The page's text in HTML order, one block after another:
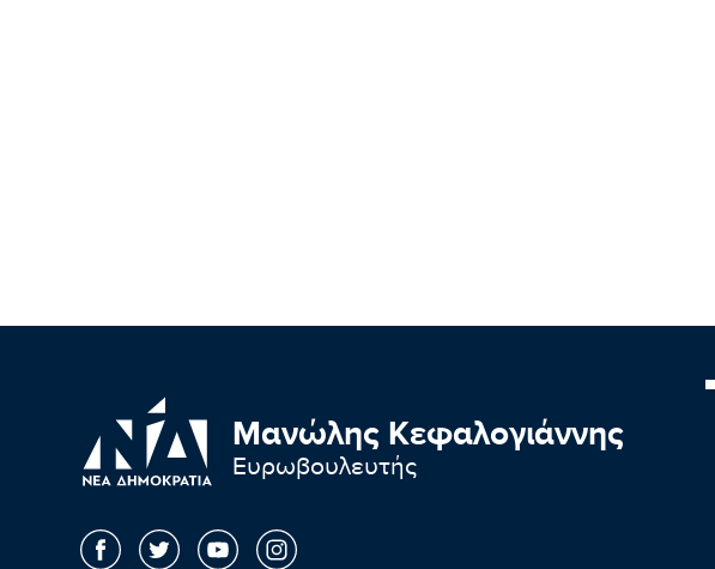
Μανώλης Κεφαλογιάννης
Ευρωβουλευτής